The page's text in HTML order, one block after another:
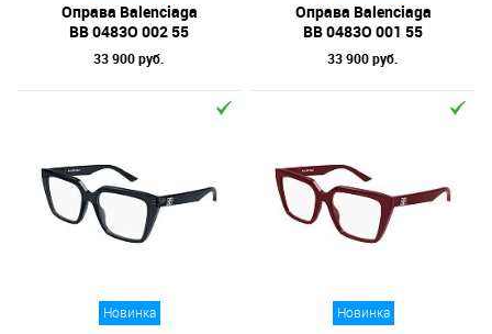
Оправа Balenciaga
BB 0483O 002 55
33 900 руб.
Оправа Balenciaga
BB 0483O 001 55
33 900 руб.
Новинка Новинка